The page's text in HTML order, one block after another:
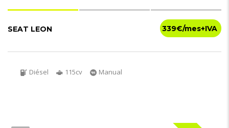
339€
SEAT LEON
Diésel 115cv Manual